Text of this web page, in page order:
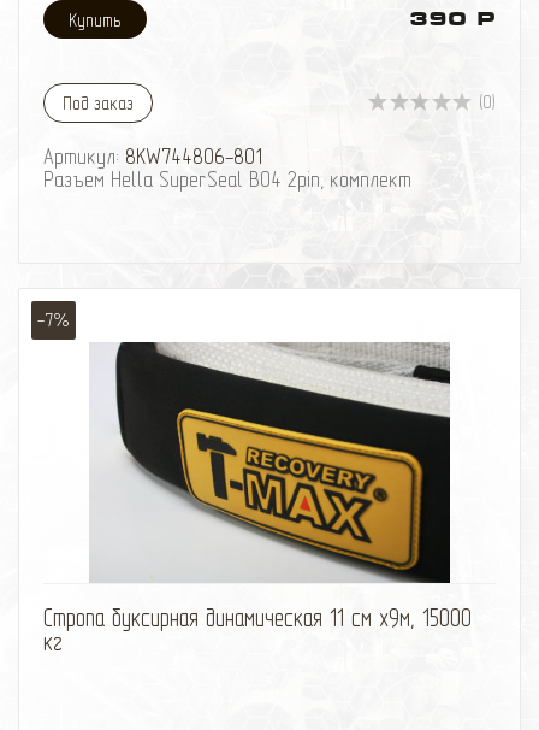
390 Р
Под заказ (0)
Артикул: 8KW744806-801
Разъем Hella SuperSeal B04 2pin, комплект
-7%
Стропа буксирная динамическая 11 см х9м, 15000
кг